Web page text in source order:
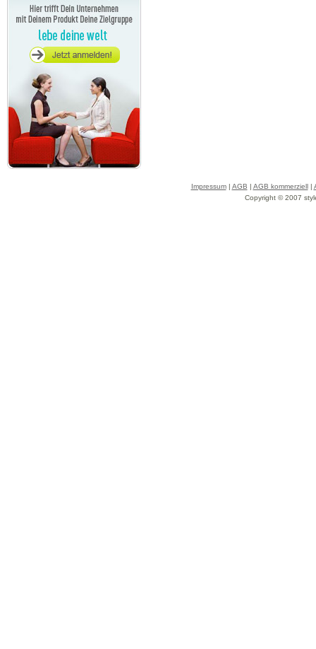
Impressum| AGB | AGB kommerziell|
Copyright © 2007